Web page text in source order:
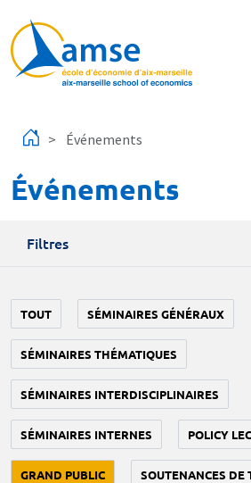
Événements
Événements
Filtres
TOUT SÉMINAIRES GÉNÉRAUX
SÉMINAIRES THÉMATIQUES
SÉMINAIRES INTERDISCIPLINAIRES
SÉMINAIRES INTERNES POLICY
GRAND PUBLIC SOUTENANCES DE